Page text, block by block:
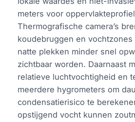
meters voor
Thermografische camera’s
koudebruggen en
natte plekken minder snel
zichtbaar worden. Daarnaast
relatieve luchtvochtigheid en
meerdere hygrometers om
condensatierisico te
opstijgend vocht kunnen